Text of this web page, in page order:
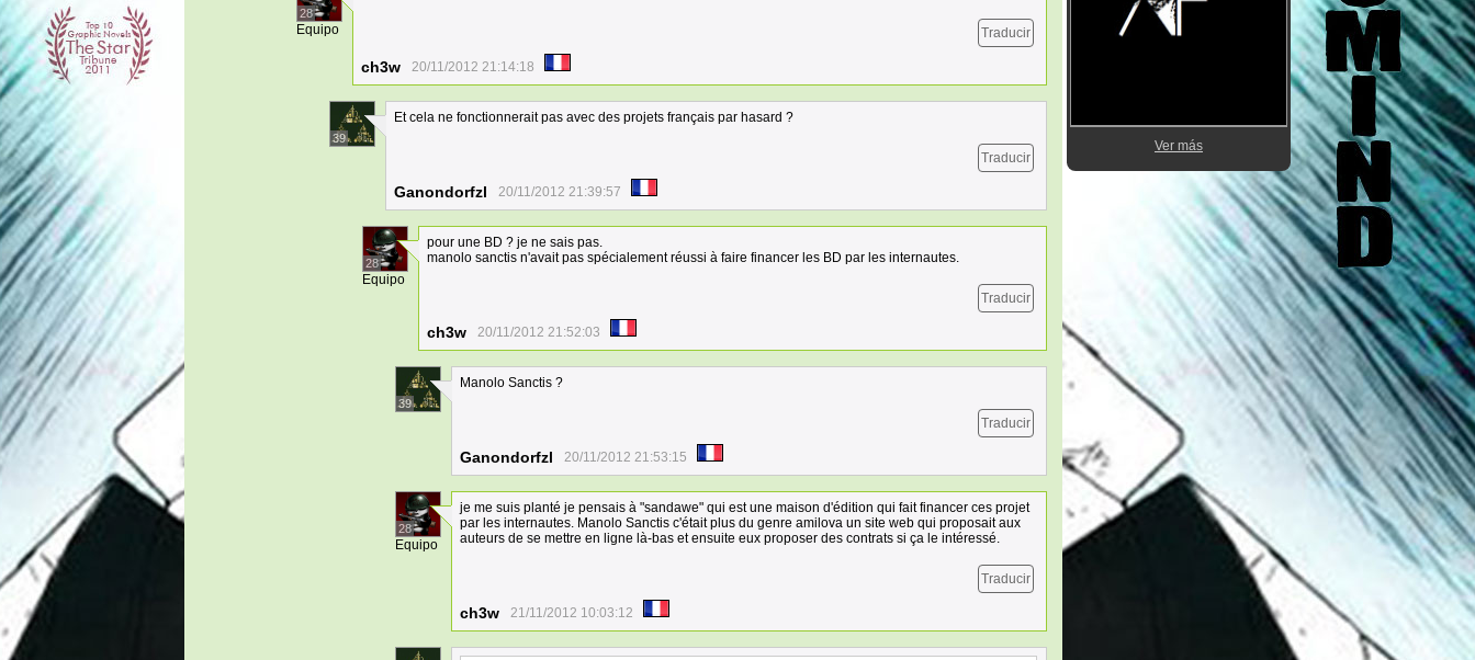
28
Equipo Traducir
ch3w 20/11/2012 21:14:18
39
Et cela ne fonctionnerait pas avec des projets français par hasard ?
Traducir
Ganondorfzl 20/11/2012 21:39:57
28
Equipo
pour une BD ? je ne sais pas.
manolo sanctis n'avait pas spécialement réussi à faire financer les BD par les internautes.
Traducir
ch3w 20/11/2012 21:52:03
39
Manolo Sanctis ?
Traducir
Ganondorfzl 20/11/2012 21:53:15
28
Equipo
je me suis planté je pensais à "sandawe" qui est une maison d'édition qui fait financer ces projet
par les internautes. Manolo Sanctis c'était plus du genre amilova un site web qui proposait aux
auteurs de se mettre en ligne là-bas et ensuite eux proposer des contrats si ça le intéressé.
Traducir
ch3w 21/11/2012 10:03:12
Ver más